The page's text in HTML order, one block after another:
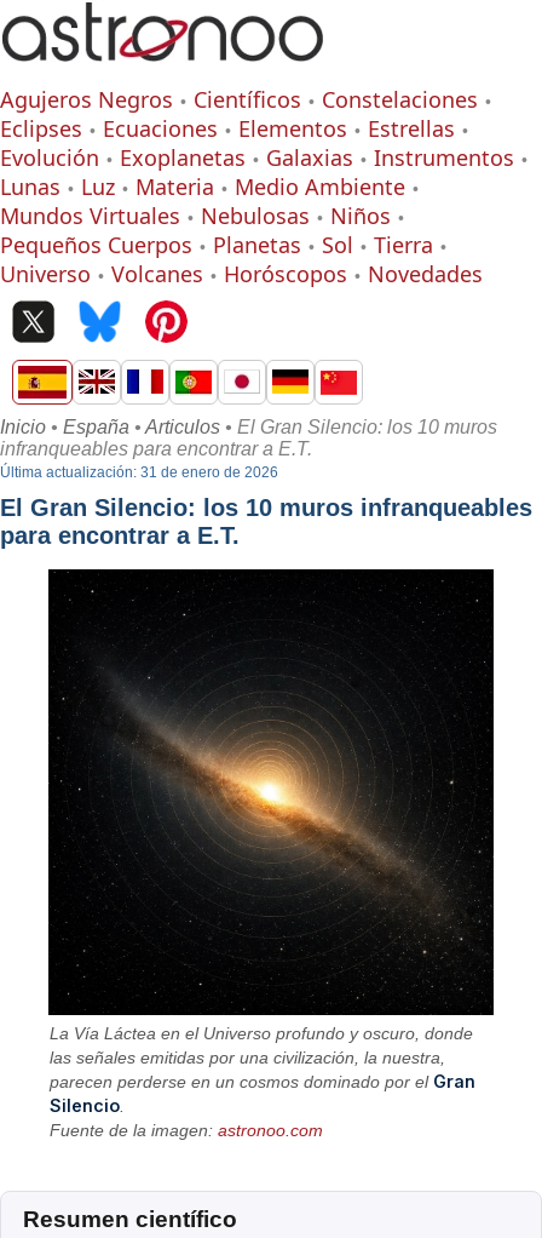
Agujeros Negros Científicos
Constelaciones
Eclipses
Ecuaciones Elementos
Estrellas
Evolución
Exoplanetas Galaxias
Instrumentos
Lunas
Luz Materia
Medio Ambiente
Mundos Virtuales
Nebulosas
Niños
Pequeños Cuerpos
Planetas Sol
Tierra
Universo
Volcanes Horóscopos Novedades
Inicio • España • Articulos • El Gran Silencio: los 10 muros
infranqueables para encontrar a E.T.
Última actualización: 31 de enero de 2026
El Gran Silencio: los 10 muros infranqueables
para encontrar a E.T.
La Vía Láctea en el Universo profundo y oscuro, donde
las señales emitidas por una civilización, la nuestra,
parecen perderse en un cosmos dominado por el Gran
Silencio.
Fuente de la imagen:astronoo.com
Resumen científico